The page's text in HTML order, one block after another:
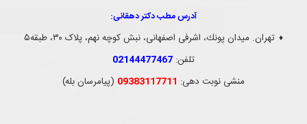
آدرس مطب دکتر دهقانی:
♦ تهران. ميدان پونك، اشرفی اصفهانی، نبش کوچه نهم، پلاک ۳۰، طبقه۵
تلفن: 02144477467
منشی نوبت دهی: 09383117711 (پیامرسان بله)